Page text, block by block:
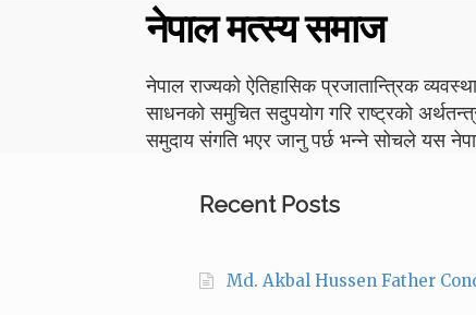
नेपाल मत्स्य समाज
नेपाल राज्यको ऐतिहासिक प्रजातान्त्रिक
साधनको समुचित सदुपयोग गरि राष्ट्रको
समुदाय संगति भएर जानु पर्छ भन्ने सोचले यस
Recent Posts
Md. Akbal Hussen Father